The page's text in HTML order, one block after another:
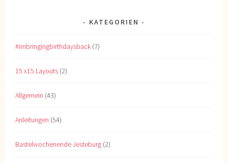
KATEGORIEN
#imbringingbirthdaysback (7)
15 x15 Layouts (2)
Allgemein (43)
Anleitungen (54)
Bastelwochenende Jesteburg (2)